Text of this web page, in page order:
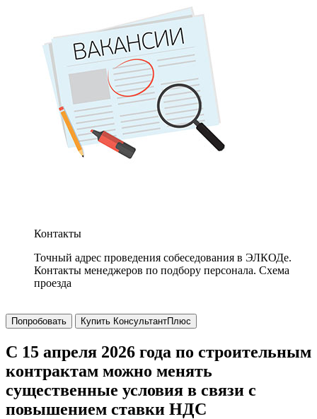
Контакты
Точный адрес проведения собеседования в ЭЛКОДе.
Контакты менеджеров по подбору персонала. Схема
проезда
Попробовать Купить КонсультантПлюс
С 15 апреля 2026 года по строительным
контрактам можно менять
существенные условия в связи с
повышением ставки НДС